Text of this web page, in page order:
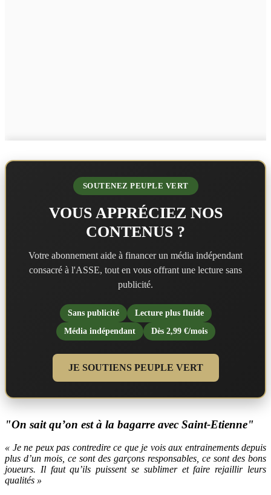
SOUTENEZ PEUPLE VERT
VOUS APPRÉCIEZ NOS
CONTENUS ?
Votre abonnement aide à financer un média indépendant
consacré à l'ASSE, tout en vous offrant une lecture sans
publicité.
Sans publicité
Lecture plus fluide
Média indépendant
Dès 2,99 €/mois
JE SOUTIENS PEUPLE VERT
"On sait qu’on est à la bagarre avec Saint-Etienne"
« Je ne peux pas contredire ce que je vois aux entrainements depuis
plus d’un mois, ce sont des garçons responsables, ce sont des bons
joueurs. Il faut qu’ils puissent se sublimer et faire rejaillir leurs
qualités »